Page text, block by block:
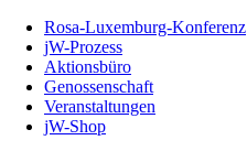
Inhalt
Seite
Rosa-Luxemburg-Konferenz
jW-Prozess
Aktionsbüro
Genossenschaft
Veranstaltungen
jW-Shop